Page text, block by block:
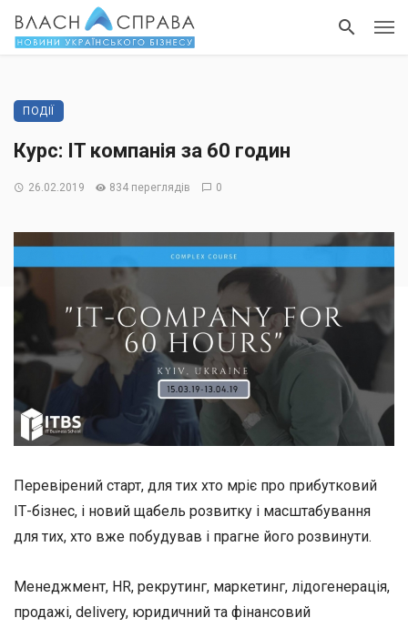
ПОДІЇ
Курс: IT компанія за 60 годин
26.02.2019 834 переглядів 0
Перевірений старт, для тих хто мріє про прибутковий
ІТ-бізнес, і новий щабель розвитку і масштабування
для тих, хто вже побудував і прагне його розвинути.
Менеджмент, HR, рекрутинг, маркетинг, лідогенерація,
продажі, delivery, юридичний та фінансовий